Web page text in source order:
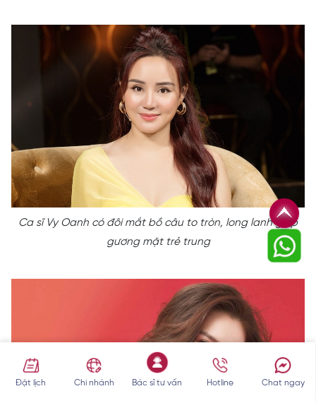
Ca sĩ Vy Oanh có đôi mắt bồ câu to tròn, long lanh giúp
gương mặt trẻ trung
Đặt lịch Chi nhánh Bác sĩ tư vấn Hotline Chat ngay